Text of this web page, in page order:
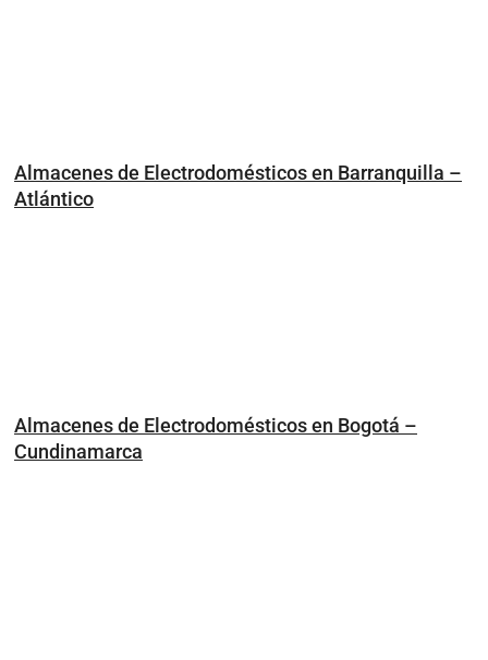
Almacenes de Electrodomésticos en Barranquilla –
Atlántico
Almacenes de Electrodomésticos en Bogotá –
Cundinamarca